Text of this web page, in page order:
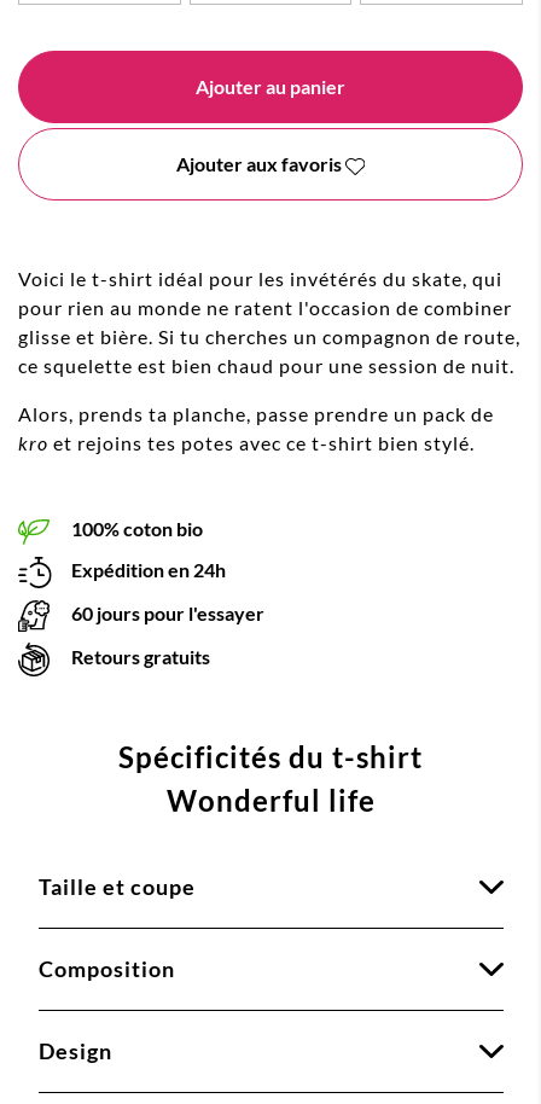
Ajouter au panier
Ajouter aux favoris
Voici le t-shirt idéal pour les invétérés du skate, qui
pour rien au monde ne ratent l'occasion de combiner
glisse et bière. Si tu cherches un compagnon de route,
ce squelette est bien chaud pour une session de nuit.
Alors, prends ta planche, passe prendre un pack de
kro et rejoins tes potes avec ce t-shirt bien stylé.
100% coton bio
Expédition en 24h
60 jours pour l'essayer
Retours gratuits
Spécificités du t-shirt
Wonderful life
Taille et coupe
Composition
Design